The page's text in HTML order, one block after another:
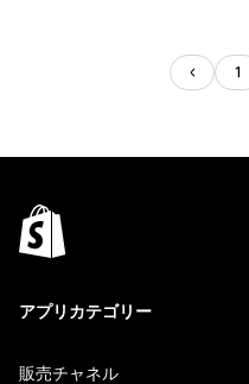
1
アプリカテゴリー
販売チャネル